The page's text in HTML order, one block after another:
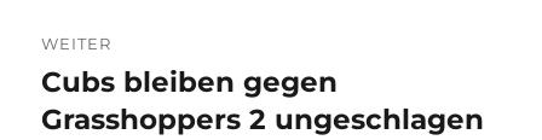
WEITER
Nächster
Beitrag:
Cubs bleiben gegen
Grasshoppers 2 ungeschlagen